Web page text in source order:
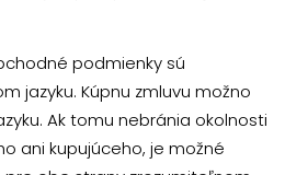
podmienky sú
jazyku. Kúpnu zmluvu možno
Ak tomu nebránia okolnosti
ani kupujúceho, je možné